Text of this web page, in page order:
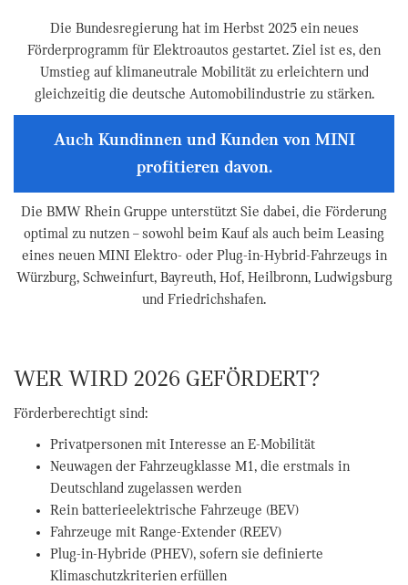
Die Bundesregierung hat im Herbst 2025 ein neues
Förderprogramm für Elektroautos gestartet. Ziel ist es, den
Umstieg auf klimaneutrale Mobilität zu erleichtern und
gleichzeitig die deutsche Automobilindustrie zu stärken.
Auch Kundinnen und Kunden von MINI
profitieren davon.
Die BMW Rhein Gruppe unterstützt Sie dabei, die Förderung
optimal zu nutzen – sowohl beim Kauf als auch beim Leasing
eines neuen MINI Elektro- oder Plug-in-Hybrid-Fahrzeugs in
Würzburg, Schweinfurt, Bayreuth, Hof, Heilbronn, Ludwigsburg
und Friedrichshafen.
WER WIRD 2026 GEFÖRDERT?
Förderberechtigt sind:
Privatpersonen mit Interesse an E-Mobilität
Neuwagen der Fahrzeugklasse M1, die erstmals in
Deutschland zugelassen werden
Rein batterieelektrische Fahrzeuge (BEV)
Fahrzeuge mit Range-Extender (REEV)
Plug-in-Hybride (PHEV), sofern sie definierte
Klimaschutzkriterien erfüllen